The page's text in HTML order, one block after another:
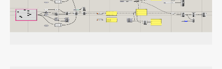
Koledar dogodkov
Program dela